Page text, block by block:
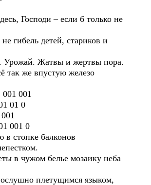
Господи – если б только не
гибель детей, стариков и
Урожай. Жатвы и жертвы пора.
так же впустую железо
001 001
01 0
001 0
в стопке балконов
в чужом белье мозаику неба
плетущимся языком,